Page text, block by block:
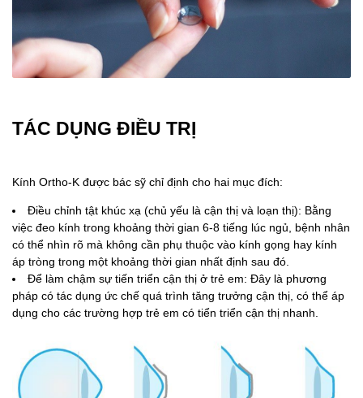
TÁC DỤNG ĐIỀU TRỊ
Kính Ortho-K được bác sỹ chỉ định cho hai mục đích:
Điều chỉnh tật khúc xạ (chủ yếu là cận thị và loạn thị): Bằng
việc đeo kính trong khoảng thời gian 6-8 tiếng lúc ngủ, bệnh nhân
có thể nhìn rõ mà không cần phụ thuộc vào kính gọng hay kính
áp tròng trong một khoảng thời gian nhất định sau đó.
Để làm chậm sự tiến triển cận thị ở trẻ em: Đây là phương
pháp có tác dụng ức chế quá trình tăng trưởng cận thị, có thể áp
dụng cho các trường hợp trẻ em có tiển triển cận thị nhanh.